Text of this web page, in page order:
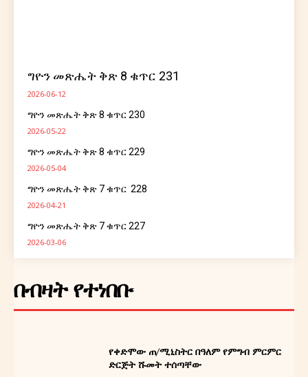
ኢትዮ ሐበሻ ኅትመትና ማስታወቂያ ኃ/
የት/የግ/ማ
ግዮን መጽሔት ቅጽ 8 ቁጥር 231
2026-06-12
ግዮን መጽሔት ቅጽ 8 ቁጥር 230
2026-05-22
ግዮን መጽሔት ቅጽ 8 ቁጥር 229
2026-05-04
ግዮን መጽሔት ቅጽ 7 ቁጥር 228
2026-04-21
ግዮን መጽሔት ቅጽ 7 ቁጥር 227
2026-03-06
በብዛት የተነበቡ
የቀድሞው ጠ/ሚኒስትር በዓለም የምግብ ምርምር
ድርጅት ሹመት ተሰጣቸው